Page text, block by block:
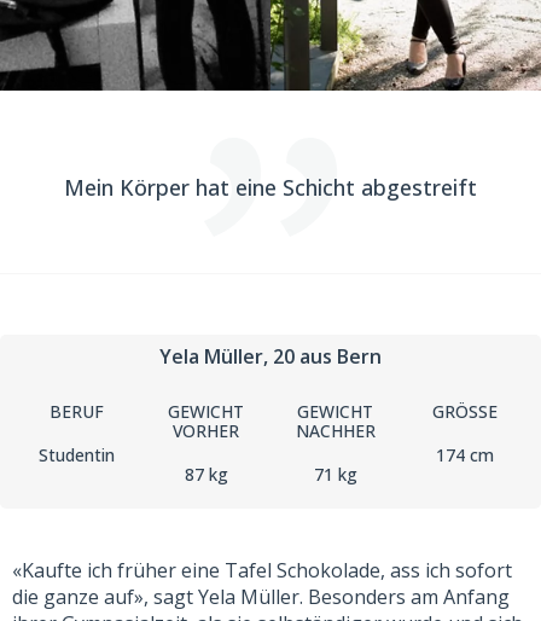
Mein Körper hat eine Schicht abgestreift
Yela Müller, 20 aus Bern
BERUF
Studentin
GEWICHT
VORHER
87 kg
GEWICHT
NACHHER
71 kg
GRÖSSE
174 cm
«Kaufte ich früher eine Tafel Schokolade, ass ich sofort
die ganze auf», sagt Yela Müller. Besonders am Anfang